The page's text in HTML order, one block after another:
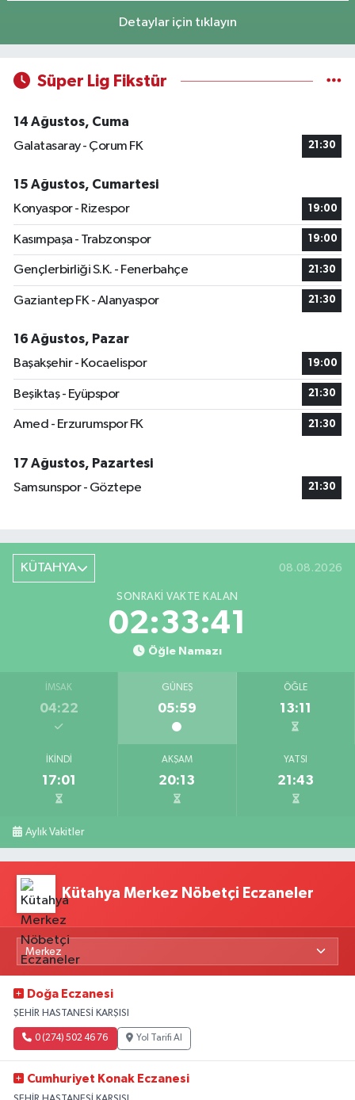
Detaylar için tıklayın
Süper Lig Fikstür
14 Ağustos, Cuma
Galatasaray - Çorum FK
21:30
15 Ağustos, Cumartesi
Konyaspor - Rizespor
19:00
Kasımpaşa - Trabzonspor 19:00
Gençlerbirliği S.K. - Fenerbahçe 21:30
Gaziantep FK - Alanyaspor 21:30
16 Ağustos, Pazar
Başakşehir - Kocaelispor
19:00
Beşiktaş - Eyüpspor 21:30
Amed - Erzurumspor FK 21:30
17 Ağustos, Pazartesi
Samsunspor - Göztepe
21:30
KÜTAHYA 08.08.2026
SONRAKI VAKTE KALAN
02:33:41
Öğle Namazı
İMSAK
04:22
GÜNEŞ
05:59
ÖĞLE
13:11
İKINDI
17:01
AKŞAM
20:13
YATSI
21:43
Aylık Vakitler
Kütahya Merkez Nöbetçi Eczaneler
Doğa Eczanesi
ŞEHİR HASTANESİ KARŞISI
0 (274) 502 46 76 Yol Tarifi Al
Cumhuriyet Konak Eczanesi